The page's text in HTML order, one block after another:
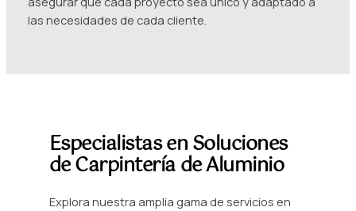
las necesidades de cada cliente.
Especialistas en Soluciones
de Carpintería de Aluminio
Explora nuestra amplia gama de servicios en